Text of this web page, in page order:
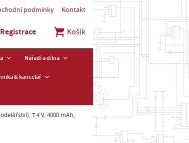
podmínky Kontakt
Košík
Nářadí a dílna
& kancelář
7.4 V, 4000 mAh,